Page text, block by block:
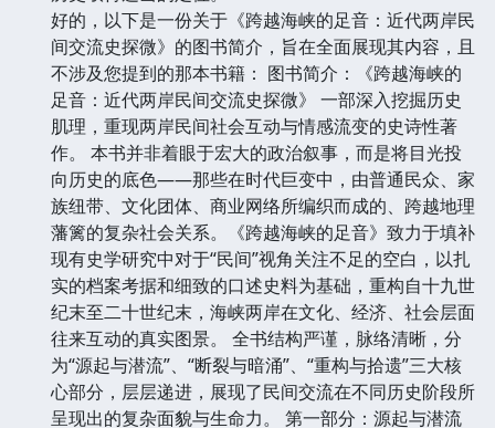
好的，以下是一份关于《跨越海峡的足音：近代两岸民
间交流史探微》的图书简介，旨在全面展现其内容，且
不涉及您提到的那本书籍： 图书简介：《跨越海峡的
足音：近代两岸民间交流史探微》 一部深入挖掘历史
肌理，重现两岸民间社会互动与情感流变的史诗性著
作。 本书并非着眼于宏大的政治叙事，而是将目光投
向历史的底色——那些在时代巨变中，由普通民众、家
族纽带、文化团体、商业网络所编织而成的、跨越地理
藩篱的复杂社会关系。《跨越海峡的足音》致力于填补
现有史学研究中对于“民间”视角关注不足的空白，以扎
实的档案考据和细致的口述史料为基础，重构自十九世
纪末至二十世纪末，海峡两岸在文化、经济、社会层面
往来互动的真实图景。 全书结构严谨，脉络清晰，分
为“源起与潜流”、“断裂与暗涌”、“重构与拾遗”三大核
心部分，层层递进，展现了民间交流在不同历史阶段所
呈现出的复杂面貌与生命力。 第一部分：源起与潜流